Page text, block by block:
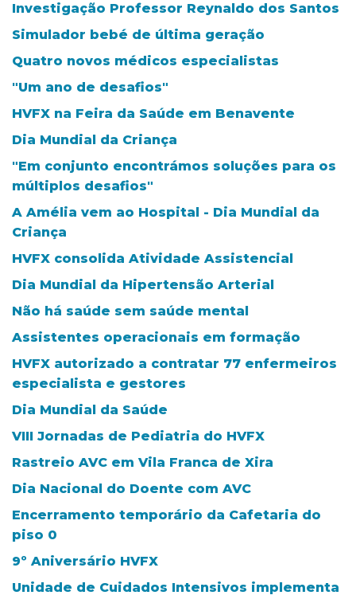
Investigação Professor Reynaldo dos Santos
Simulador bebé de última geração
Quatro novos médicos especialistas
"Um ano de desafios"
HVFX na Feira da Saúde em Benavente
Dia Mundial da Criança
"Em conjunto encontrámos soluções para os
múltiplos desafios"
A Amélia vem ao Hospital - Dia Mundial da
Criança
HVFX consolida Atividade Assistencial
Dia Mundial da Hipertensão Arterial
Não há saúde sem saúde mental
Assistentes operacionais em formação
HVFX autorizado a contratar 77 enfermeiros
especialista e gestores
Dia Mundial da Saúde
VIII Jornadas de Pediatria do HVFX
Rastreio AVC em Vila Franca de Xira
Dia Nacional do Doente com AVC
Encerramento temporário da Cafetaria do
piso 0
9º Aniversário HVFX
Unidade de Cuidados Intensivos implementa